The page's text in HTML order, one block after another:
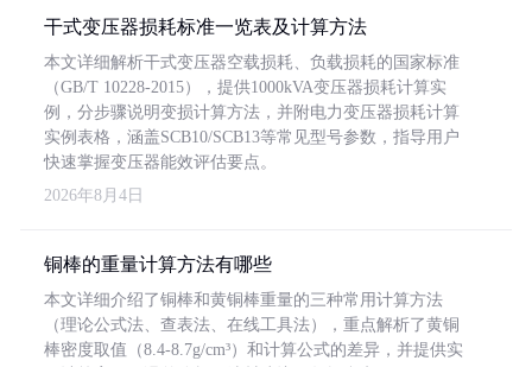
干式变压器损耗标准一览表及计算方法
本文详细解析干式变压器空载损耗、负载损耗的国家标准
（GB/T 10228-2015），提供1000kVA变压器损耗计算实
例，分步骤说明变损计算方法，并附电力变压器损耗计算
实例表格，涵盖SCB10/SCB13等常见型号参数，指导用户
快速掌握变压器能效评估要点。
2026年8月4日
铜棒的重量计算方法有哪些
本文详细介绍了铜棒和黄铜棒重量的三种常用计算方法
（理论公式法、查表法、在线工具法），重点解析了黄铜
棒密度取值（8.4-8.7g/cm³）和计算公式的差异，并提供实